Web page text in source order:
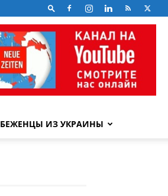
БЕЖЕНЦЫ ИЗ УКРАИНЫ